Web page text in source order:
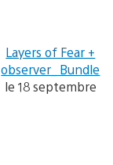
Layers of Fear +
observer_ Bundle
le 18 septembre